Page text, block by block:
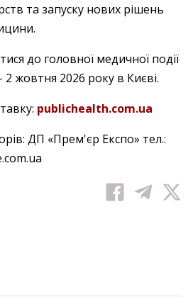
та запуску нових рішень
до головної медичної події
2 жовтня 2026 року в Києві.
publichealth.com.ua
ДП «Прем'єр Експо» тел.: